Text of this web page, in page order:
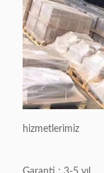
hizmetlerimiz